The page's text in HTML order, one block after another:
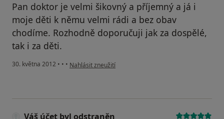
Pan doktor je velmi šikovný a příjemný a já i
moje děti k němu velmi rádi a bez obav
chodíme. Rozhodně doporučuji jak za dospělé,
tak i za děti.
30. května 2012 • • • podle názoru uživatele Andrea Málková
Nahlásit zneužití
Váš účet byl odstraněn